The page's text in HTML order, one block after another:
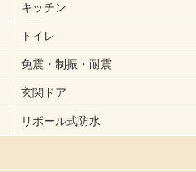
キッチン
トイレ
免震・制振・耐震
玄関ドア
リボール式防水